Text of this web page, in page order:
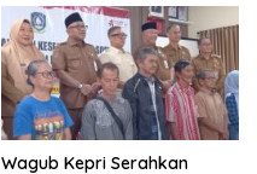
Wagub Kepri Serahkan